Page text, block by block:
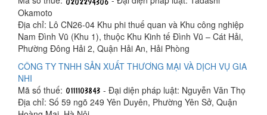
Okamoto
Địa chỉ: Lô CN26-04 Khu phi thuế quan và Khu công nghiệp
Nam Đình Vũ (Khu 1), thuộc Khu Kinh tế Đình Vũ – Cát Hải,
Phường Đông Hải 2, Quận Hải An, Hải Phòng
CÔNG TY TNHH SẢN XUẤT THƯƠNG MẠI VÀ DỊCH VỤ GIA
NHI
Mã số thuế:
- Đại diện pháp luật: Nguyễn Văn Thọ
Địa chỉ: Số 59 ngõ 249 Yên Duyên, Phường Yên Sở, Quận